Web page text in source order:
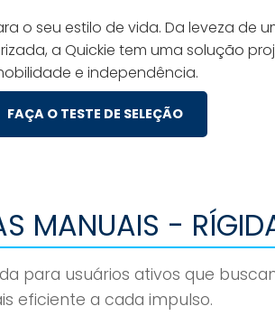
o seu estilo de vida. Da leveza de
a Quickie tem uma solução
e independência.
FAÇA O TESTE DE SELEÇÃO
MANUAIS -
para usuários ativos que
eficiente a cada impulso.